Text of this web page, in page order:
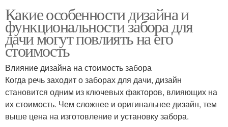
Какие особенности дизайна и
функциональности забора для
дачи могут повлиять на его
стоимость
Влияние дизайна на стоимость забора
Когда речь заходит о заборах для дачи, дизайн
становится одним из ключевых факторов, влияющих на
их стоимость. Чем сложнее и оригинальнее дизайн, тем
выше цена на изготовление и установку забора.